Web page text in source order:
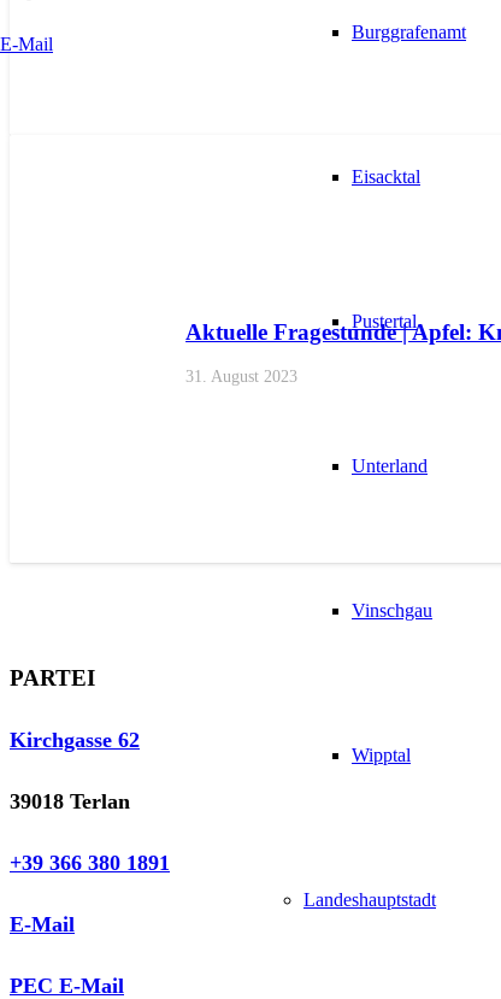
Burggrafenamt
Eisacktal
Pustertal
Unterland
Vinschgau
Wipptal
Landeshauptstadt
E-Mail
LANDTAGSFRAKTION
Aktuelle Fragestunde | Apfel:
31. August 2023
PARTEI
Kirchgasse 62
39018 Terlan
+39 366 380 1891
E-Mail
PEC E-Mail